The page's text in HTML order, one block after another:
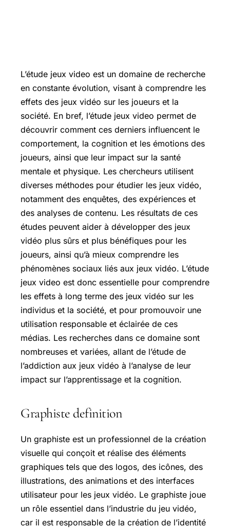
L’étude jeux video est un domaine de recherche
en constante évolution, visant à comprendre les
effets des jeux vidéo sur les joueurs et la
société. En bref, l’étude jeux video permet de
découvrir comment ces derniers influencent le
comportement, la cognition et les émotions des
joueurs, ainsi que leur impact sur la santé
mentale et physique. Les chercheurs utilisent
diverses méthodes pour étudier les jeux vidéo,
notamment des enquêtes, des expériences et
des analyses de contenu. Les résultats de ces
études peuvent aider à développer des jeux
vidéo plus sûrs et plus bénéfiques pour les
joueurs, ainsi qu’à mieux comprendre les
phénomènes sociaux liés aux jeux vidéo. L’étude
jeux video est donc essentielle pour comprendre
les effets à long terme des jeux vidéo sur les
individus et la société, et pour promouvoir une
utilisation responsable et éclairée de ces
médias. Les recherches dans ce domaine sont
nombreuses et variées, allant de l’étude de
l’addiction aux jeux vidéo à l’analyse de leur
impact sur l’apprentissage et la cognition.
Graphiste definition
Un graphiste est un professionnel de la création
visuelle qui conçoit et réalise des éléments
graphiques tels que des logos, des icônes, des
illustrations, des animations et des interfaces
utilisateur pour les jeux vidéo. Le graphiste joue
un rôle essentiel dans l’industrie du jeu vidéo,
car il est responsable de la création de l’identité